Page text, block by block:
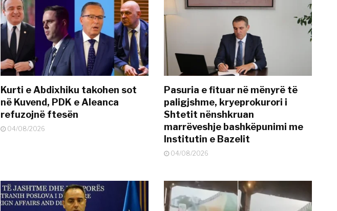
Kurti e Abdixhiku takohen sot
në Kuvend, PDK e Aleanca
refuzojnë ftesën
04/08/2026
Pasuria e fituar në mënyrë të
paligjshme, kryeprokurori i
Shtetit nënshkruan
marrëveshje bashkëpunimi me
Institutin e Bazelit
04/08/2026